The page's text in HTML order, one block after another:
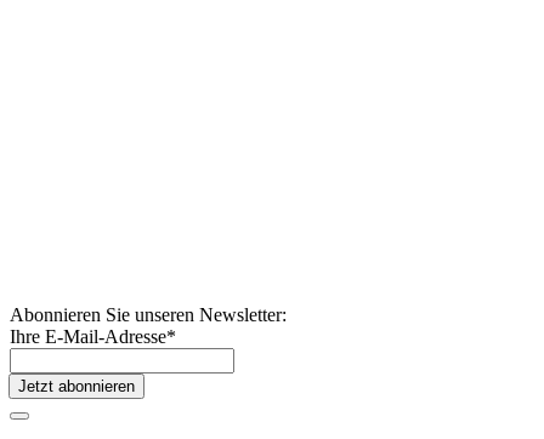
Abonnieren Sie unseren Newsletter:
Ihre E-Mail-Adresse*
Jetzt abonnieren